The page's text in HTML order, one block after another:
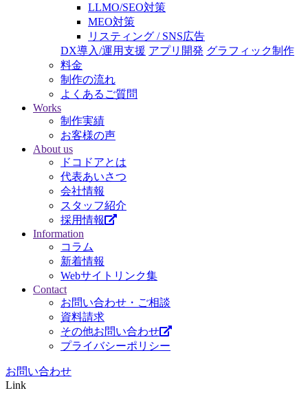
LLMO/SEO対策
MEO対策
リスティング / SNS広告
DX導入/運用支援 アプリ開発 グラフィック制作
料金
制作の流れ
よくあるご質問
Works
制作実績
お客様の声
About us
ドコドアとは
代表あいさつ
会社情報
スタッフ紹介
採用情報
Information
コラム
新着情報
Webサイトリンク集
Contact
お問い合わせ・ご相談
資料請求
その他お問い合わせ
プライバシーポリシー
お問い合わせ
Link